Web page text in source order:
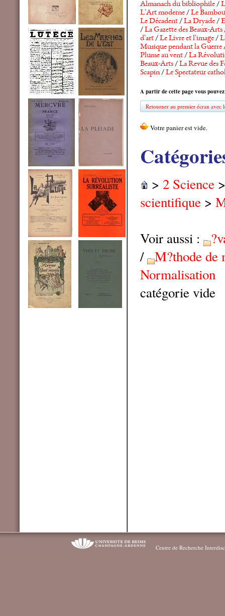
Almanach du bibliophile/
L'Art moderne/Le Bambou
Le Décadent/La Dryade/
/La Gazette des Beaux-Arts
d'art/Le Livre et l'image/
Musique pendant la Guerre
Plume au vent/La
Beaux-Arts/La Revue des
Scapin/Le Spectateur
A partir de cette page vous
Retourner au premier écran avec
> 2 Science
scientifique >
Voir aussi :
/ M?thode de
Normalisation
catégorie vide
Centre de Recherche